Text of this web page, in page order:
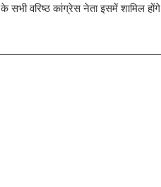
सभी वरिष्ठ कांग्रेस नेता इसमें शामिल